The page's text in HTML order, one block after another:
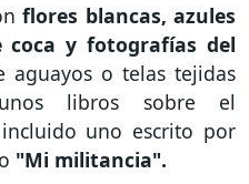
flores blancas, azules
coca y fotografías del
aguayos o telas tejidas
libros sobre el
uno escrito por
"Mi militancia".